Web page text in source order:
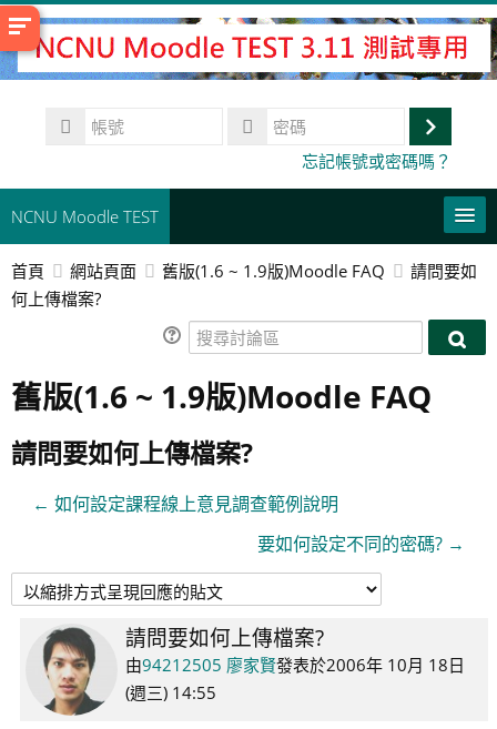
跳
至
主
登
忘記帳號或密碼嗎？
NCNU Moodle TEST
常用連結
尋
課
程
首頁 網站頁面 舊版(1.6 ~ 1.9版)Moodle FAQ
請問要如
何上傳檔案?
搜
討
論
搜
舊版(1.6 ~ 1.9版)Moodle FAQ
請問要如何上傳檔案?
← 如何設定課程線上意見調查範例說明
要如何設定不同的密碼? →
請問要如何上傳檔案?
由94212505 廖家賢發表於2006年 10月 18日
(週三) 14:55
Number
of
replies: